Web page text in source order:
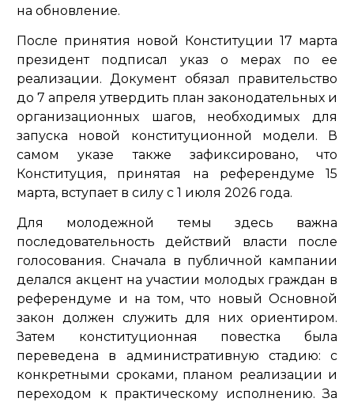
на обновление.
После принятия новой Конституции 17 марта
президент подписал указ о мерах по ее
реализации. Документ обязал правительство
до 7 апреля утвердить план законодательных и
организационных шагов, необходимых для
запуска новой конституционной модели. В
самом указе также зафиксировано, что
Конституция, принятая на референдуме 15
марта, вступает в силу с 1 июля 2026 года.
Для молодежной темы здесь важна
последовательность действий власти после
голосования. Сначала в публичной кампании
делался акцент на участии молодых граждан в
референдуме и на том, что новый Основной
закон должен служить для них ориентиром.
Затем конституционная повестка была
переведена в административную стадию: с
конкретными сроками, планом реализации и
переходом к практическому исполнению. За